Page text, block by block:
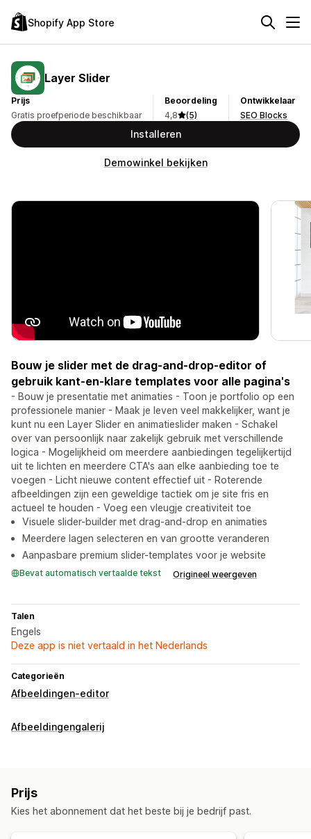
Shopify App Store
Layer Slider
Prijs
Gratis proefperiode beschikbaar
Beoordeling
4,8
(5)
Ontwikkelaar
SEO Blocks
Installeren
Demowinkel bekijken
Bouw je slider met de drag-and-drop-editor of
gebruik kant-en-klare templates voor alle pagina's
- Bouw je presentatie met animaties - Toon je portfolio op een
professionele manier - Maak je leven veel makkelijker, want je
kunt nu een Layer Slider en animatieslider maken - Schakel
over van persoonlijk naar zakelijk gebruik met verschillende
logica - Mogelijkheid om meerdere aanbiedingen tegelijkertijd
uit te lichten en meerdere CTA's aan elke aanbieding toe te
voegen - Licht nieuwe content effectief uit - Roterende
afbeeldingen zijn een geweldige tactiek om je site fris en
actueel te houden - Voeg een vleugje creativiteit toe
Visuele slider-builder met drag-and-drop en animaties
Meerdere lagen selecteren en van grootte veranderen
Aanpasbare premium slider-templates voor je website
Bevat automatisch vertaalde tekst Origineel weergeven
Talen
Engels
Deze app is niet vertaald in het Nederlands
Categorieën
Afbeeldingen-editor
Afbeeldingengalerij
Prijs
Kies het abonnement dat het beste bij je bedrijf past.